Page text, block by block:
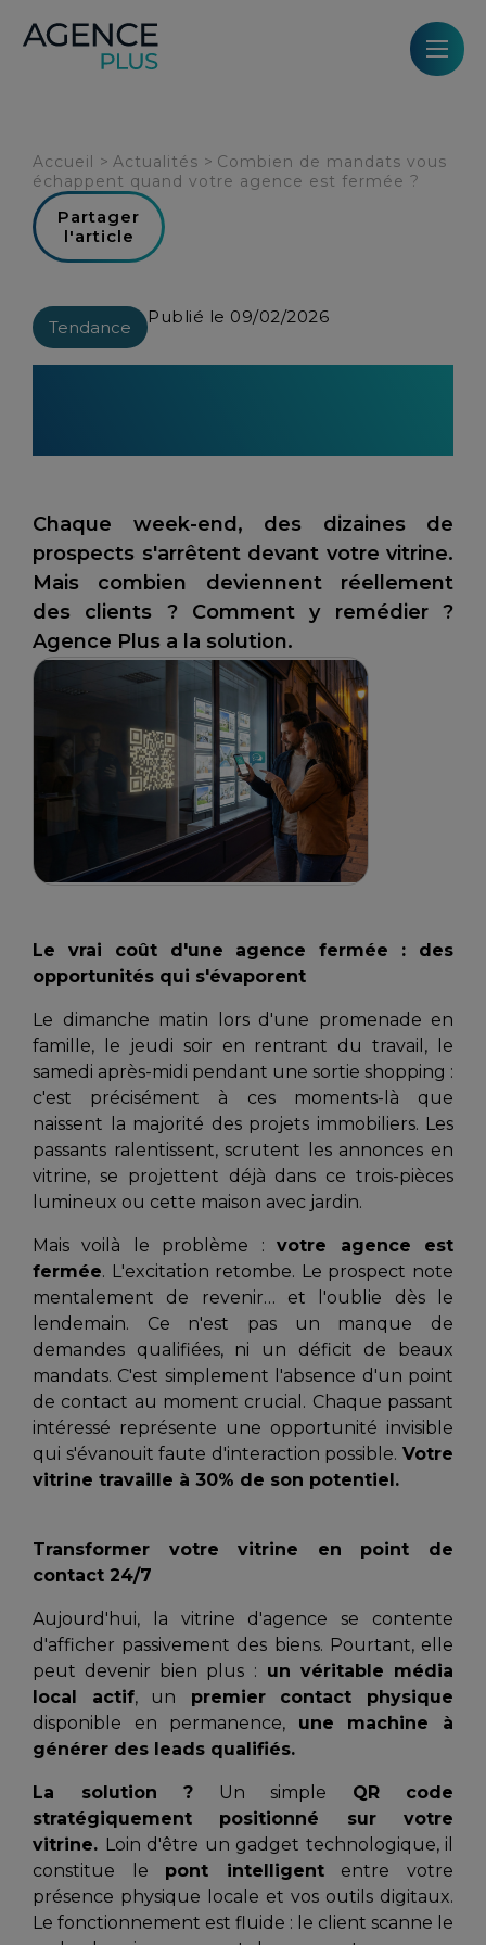
Accueil > Actualités > Combien de mandats vous
échappent quand votre agence est fermée ?
Partager
l'article
Tendance
Publié le 09/02/2026
Chaque week-end, des dizaines de
prospects s'arrêtent devant votre vitrine.
Mais combien deviennent réellement
des clients ? Comment y remédier ?
Agence Plus a la solution.
Le vrai coût d'une agence fermée : des
opportunités qui s'évaporent
Le dimanche matin lors d'une promenade en
famille, le jeudi soir en rentrant du travail, le
samedi après-midi pendant une sortie shopping :
c'est précisément à ces moments-là que
naissent la majorité des projets immobiliers. Les
passants ralentissent, scrutent les annonces en
vitrine, se projettent déjà dans ce trois-pièces
lumineux ou cette maison avec jardin.
Mais voilà le problème :votre agence est
fermée. L'excitation retombe. Le prospect note
mentalement de revenir… et l'oublie dès le
lendemain. Ce n'est pas un manque de
demandes qualifiées, ni un déficit de beaux
mandats. C'est simplement l'absence d'un point
de contact au moment crucial. Chaque passant
intéressé représente une opportunité invisible
qui s'évanouit faute d'interaction possible. Votre
vitrine travaille à 30% de son potentiel.
Transformer votre vitrine en point de
contact 24/7
Aujourd'hui, la vitrine d'agence se contente
d'afficher passivement des biens. Pourtant, elle
peut devenir bien plus : un véritable média
local actif, un premier contact physique
disponible en permanence, une machine à
générer des leads qualifiés.
La solution ? Un simple QR code
stratégiquement positionné sur votre
vitrine. Loin d'être un gadget technologique, il
constitue le pont intelligententre votre
présence physique locale et vos outils digitaux.
Le fonctionnement est fluide : le client scanne le